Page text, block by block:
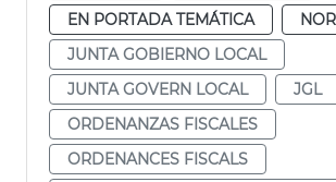
EN PORTADA TEMÁTICA
JUNTA GOBIERNO LOCAL
JUNTA GOVERN LOCAL
JGL
ORDENANZAS FISCALES
ORDENANCES FISCALS